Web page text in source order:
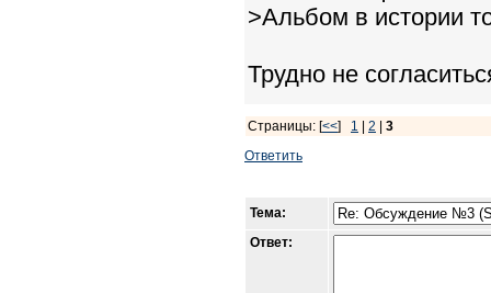
>Альбом в истории
Трудно не
Страницы: [<<] 1 2
3
Ответить
Тема:
Ответ: